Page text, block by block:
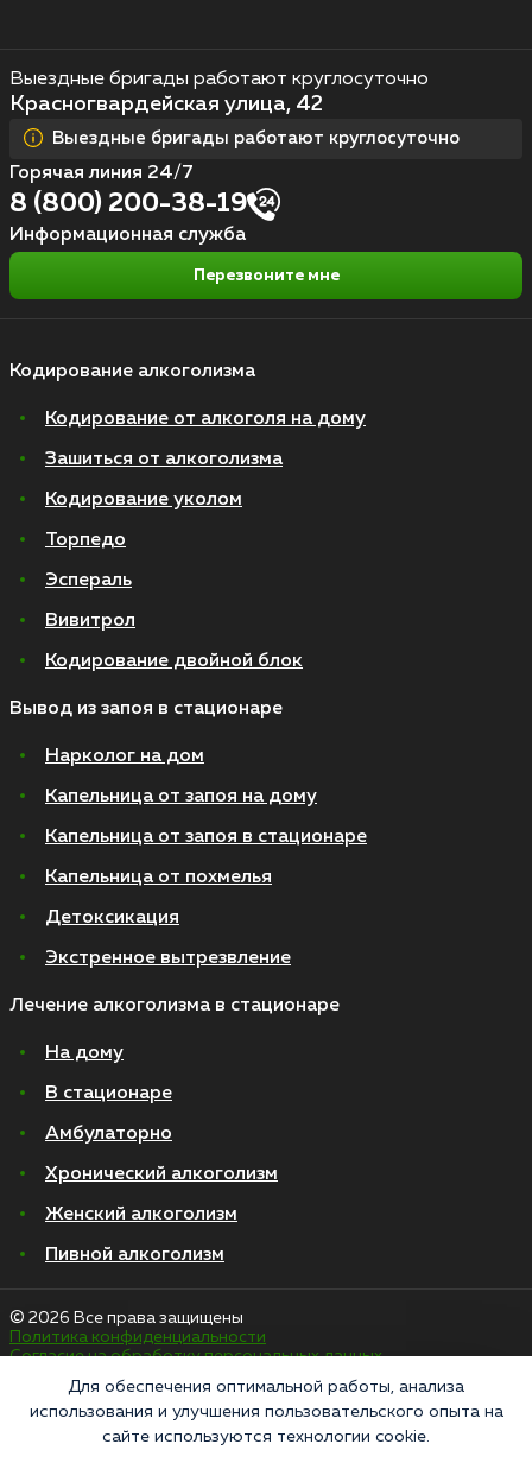
Кодирование алкоголизма
Кодирование от алкоголя на дому
Зашиться от алкоголизма
Кодирование уколом
Торпедо
Эспераль
Вивитрол
Кодирование двойной блок
Вывод из запоя в стационаре
Нарколог на дом
Капельница от запоя на дому
Капельница от запоя в стационаре
Капельница от похмелья
Детоксикация
Экстренное вытрезвление
Лечение алкоголизма в стационаре
На дому
В стационаре
Амбулаторно
Хронический алкоголизм
Женский алкоголизм
Пивной алкоголизм
Выездные бригады работают круглосуточно
Красногвардейская улица, 42
Выездные бригады работают круглосуточно
Горячая линия 24/7
8 (800) 200-38-19
Информационная служба
Перезвоните мне
© 2026 Все права защищены
Политика конфиденциальности
Согласие на обработку персональных данных
«Напоминаем, что сайт https://narkologiya24.clinic против распространения,
продажи и приема психоактивных веществ. Незаконное производство,
Для обеспечения оптимальной работы, анализа
использования и улучшения пользовательского опыта на
сайте используются технологии cookie.